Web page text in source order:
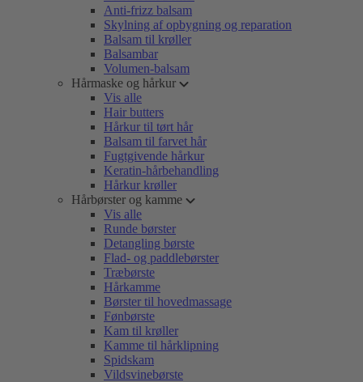
Anti-frizz balsam
Skylning af opbygning og reparation
Balsam til krøller
Balsambar
Volumen-balsam
Hårmaske og hårkur
Vis alle
Hair butters
Hårkur til tørt hår
Balsam til farvet hår
Fugtgivende hårkur
Keratin-hårbehandling
Hårkur krøller
Hårbørster og kamme
Vis alle
Runde børster
Detangling børste
Flad- og paddlebørster
Træbørste
Hårkamme
Børster til hovedmassage
Fønbørste
Kam til krøller
Kamme til hårklipning
Spidskam
Vildsvinebørste